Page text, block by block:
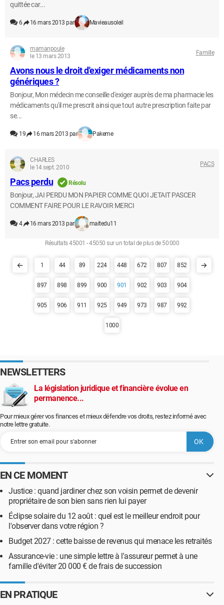
quittée car...
6 16 mars 2013 par Mavieausoleil
mamanpoule
le 13 mars 2013
Famille
Avons nous le droit d'exiger médicaments non
génériques ?
Bonjour, Mon médecin me conseille d'exiger auprès de ma pharmacie les
médicaments qu'il me prescrit ainsi que tout autre prescription faite par
se...
19 16 mars 2013 par Pakeme
CHARLES
le 14 sept. 2010
PACS
Pacs perdu Résolu
Bonjour, JAI PERDU MON PAPIER COMME QUOI JETAIT PASCER
COMMENT FAIRE POUR LE RAVOIR MERCI
4 16 mars 2013 par maitedu11
Résultats 45001 - 45050 sur un total de plus de 50 000
1 44 89 224 448 672 807 852
897 898 899 900 901 902 903 904
905 906 911 925 949 973 987 992
1000
NEWSLETTERS
La législation juridique et financière évolue en
permanence...
Pour mieux gérer vos finances et mieux défendre vos droits, restez informé avec
notre lettre gratuite.
EN CE MOMENT
Justice : quand jardiner chez son voisin permet de devenir
propriétaire de son bien sans rien lui payer
Éclipse solaire du 12 août : quel est le meilleur endroit pour
l'observer dans votre région ?
Budget 2027 : cette baisse de revenus qui menace les retraités
Assurance-vie : une simple lettre à l'assureur permet à une
famille d'éviter 20 000 € de frais de succession
EN PRATIQUE